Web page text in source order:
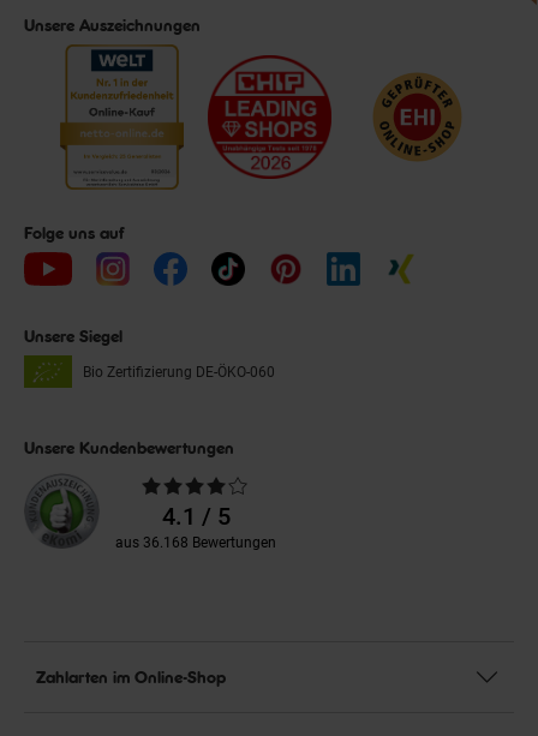
Unsere Auszeichnungen
Folge uns auf
Unsere Siegel
Bio Zertifizierung DE-ÖKO-060
Unsere Kundenbewertungen
Durchschnittliche
Bewertungen4.1 / 5
aus 36.168 Bewertungen
Zahlarten im Online-Shop